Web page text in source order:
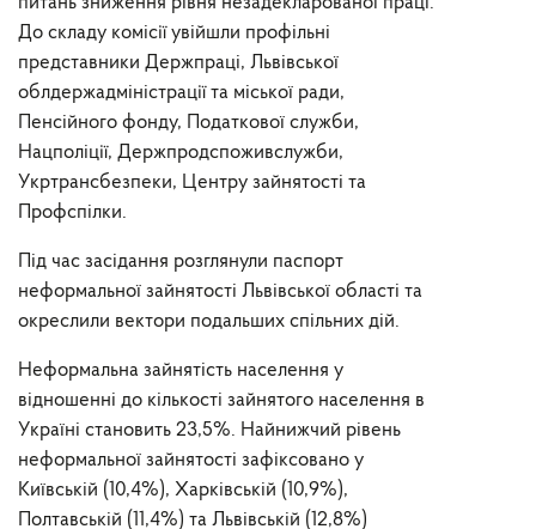
До складу комісії увійшли профільні
представники Держпраці, Львівської
облдержадміністрації та міської ради,
Пенсійного фонду, Податкової служби,
Нацполіції, Держпродспоживслужби,
Укртрансбезпеки, Центру зайнятості та
Профспілки.
Під час засідання розглянули паспорт
неформальної зайнятості Львівської області та
окреслили вектори подальших спільних дій.
Неформальна зайнятість населення у
відношенні до кількості зайнятого населення в
Україні становить 23,5%. Найнижчий рівень
неформальної зайнятості зафіксовано у
Київській (10,4%), Харківській (10,9%),
Полтавській (11,4%) та Львівській (12,8%)